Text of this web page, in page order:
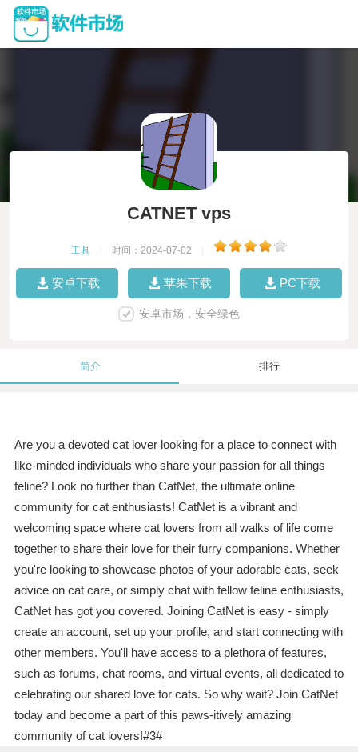
CATNET vps
工具 时间：2024-07-02
安卓下载 苹果下载 PC下载
安卓市场，安全绿色
简介 排行
Are you a devoted cat lover looking for a place to connect with
like-minded individuals who share your passion for all things
feline? Look no further than CatNet, the ultimate online
community for cat enthusiasts! CatNet is a vibrant and
welcoming space where cat lovers from all walks of life come
together to share their love for their furry companions. Whether
you're looking to showcase photos of your adorable cats, seek
advice on cat care, or simply chat with fellow feline enthusiasts,
CatNet has got you covered. Joining CatNet is easy - simply
create an account, set up your profile, and start connecting with
other members. You'll have access to a plethora of features,
such as forums, chat rooms, and virtual events, all dedicated to
celebrating our shared love for cats. So why wait? Join CatNet
today and become a part of this paws-itively amazing
community of cat lovers!#3#